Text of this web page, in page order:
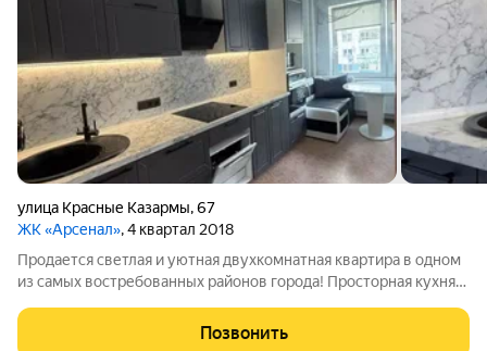
улица Красные Казармы,67
ЖК «Арсенал», 4 квартал 2018
Продается светлая и уютная двухкомнатная квартира в одном
из самых востребованных районов города! Просторная кухня-
гарнитуром. Совмещенный санузел, оформленный в светлых
тонах, оснащен гигиеническим
Позвонить